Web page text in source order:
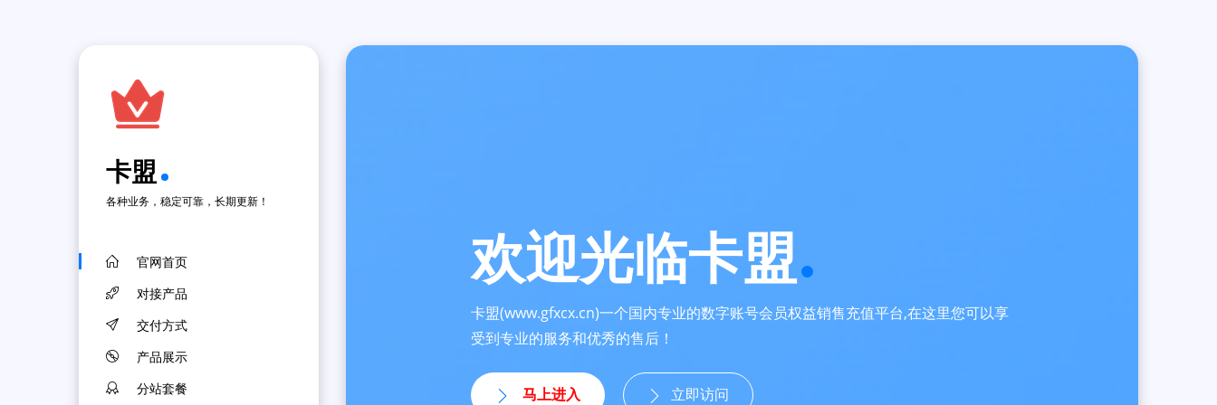
卡盟
各种业务，稳定可靠，长期更新！
官网首页
对接产品
交付方式
产品展示
分站套餐
欢迎光临卡盟
卡盟(www.gfxcx.cn)一个国内专业的数字账号会员权益销售充值平台,在这里您可以享
受到专业的服务和优秀的售后！
马上进入 立即访问